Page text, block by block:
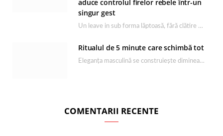
aduce controlul firelor rebele într-un
singur gest
Un leave in sub forma lăptoasă, fără clătire care completează rutina Ultimate Smooth și transformă…
Ritualul de 5 minute care schimbă tot
Eleganța masculină se construiește dimineața, în câteva minute și cu produsele potrivite. O rutină de…
COMENTARII RECENTE